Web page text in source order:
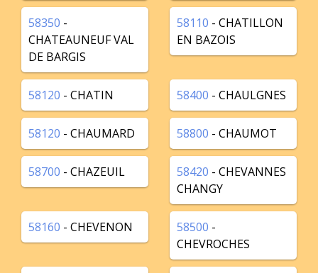
58350 -
CHATEAUNEUF VAL
DE BARGIS
58110 - CHATILLON
EN BAZOIS
58120 - CHATIN 58400 - CHAULGNES
58120 - CHAUMARD 58800 - CHAUMOT
58700 - CHAZEUIL 58420 - CHEVANNES
CHANGY
58160 - CHEVENON 58500 -
CHEVROCHES